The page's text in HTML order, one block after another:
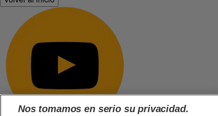
Nos tomamos en serio su privacidad.